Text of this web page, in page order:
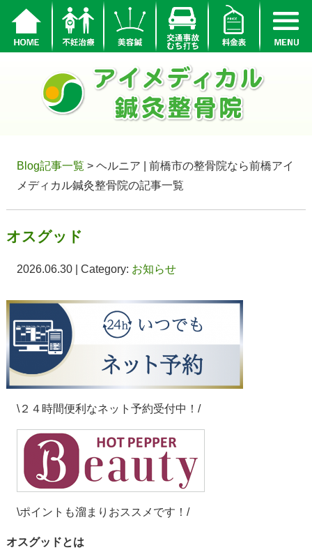
Blog記事一覧 > ヘルニア | 前橋市の整骨院なら前橋アイ
メディカル鍼灸整骨院の記事一覧
オスグッド
2026.06.30 | Category: お知らせ
\２４時間便利なネット予約受付中！/
\ポイントも溜まりおススメです！/
オスグッドとは